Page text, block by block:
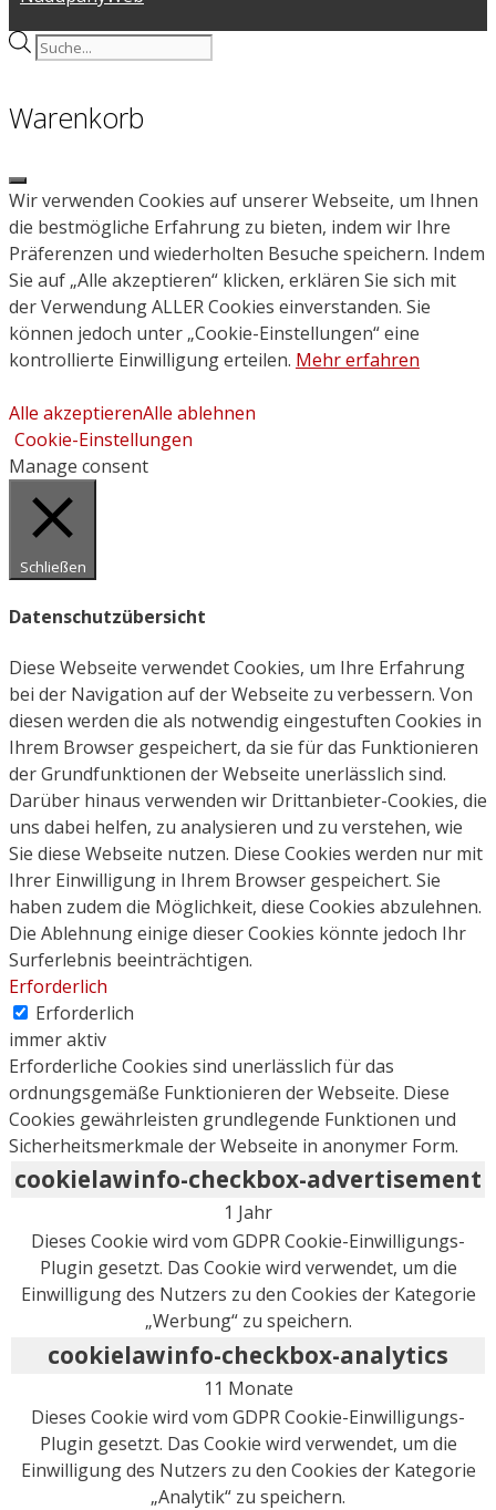
Products
Warenkorb
Close
Wir verwenden Cookies auf unserer Webseite, um Ihnen
die bestmögliche Erfahrung zu bieten, indem wir Ihre
Präferenzen und wiederholten Besuche speichern. Indem
Sie auf „Alle akzeptieren“ klicken, erklären Sie sich mit
der Verwendung ALLER Cookies einverstanden. Sie
können jedoch unter „Cookie-Einstellungen“ eine
kontrollierte Einwilligung erteilen. Mehr erfahren
Alle akzeptierenAlle ablehnen
Cookie-Einstellungen
Manage consent
Schließen
Datenschutzübersicht
Diese Webseite verwendet Cookies, um Ihre Erfahrung
bei der Navigation auf der Webseite zu verbessern. Von
diesen werden die als notwendig eingestuften Cookies in
Ihrem Browser gespeichert, da sie für das Funktionieren
der Grundfunktionen der Webseite unerlässlich sind.
Darüber hinaus verwenden wir Drittanbieter-Cookies, die
uns dabei helfen, zu analysieren und zu verstehen, wie
Sie diese Webseite nutzen. Diese Cookies werden nur mit
Ihrer Einwilligung in Ihrem Browser gespeichert. Sie
haben zudem die Möglichkeit, diese Cookies abzulehnen.
Die Ablehnung einige dieser Cookies könnte jedoch Ihr
Surferlebnis beeinträchtigen.
Erforderlich
Erforderlich
immer aktiv
Erforderliche Cookies sind unerlässlich für das
ordnungsgemäße Funktionieren der Webseite. Diese
Cookies gewährleisten grundlegende Funktionen und
Sicherheitsmerkmale der Webseite in anonymer Form.
cookielawinfo-checkbox-advertisement
1 Jahr
Dieses Cookie wird vom GDPR Cookie-Einwilligungs-
Plugin gesetzt. Das Cookie wird verwendet, um die
Einwilligung des Nutzers zu den Cookies der Kategorie
„Werbung“ zu speichern.
cookielawinfo-checkbox-analytics
11 Monate
Dieses Cookie wird vom GDPR Cookie-Einwilligungs-
Plugin gesetzt. Das Cookie wird verwendet, um die
Einwilligung des Nutzers zu den Cookies der Kategorie
„Analytik“ zu speichern.